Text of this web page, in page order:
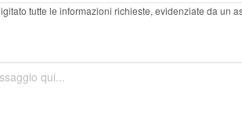
tutte le informazioni richieste, evidenziate da un